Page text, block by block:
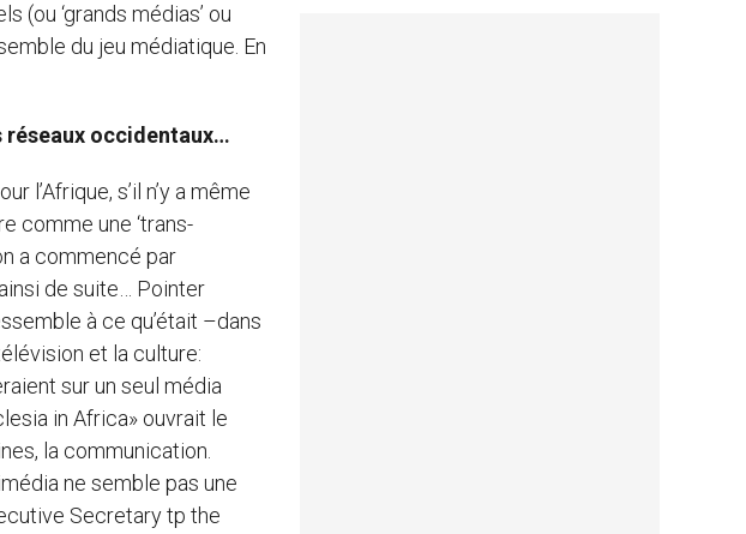
(ou ‘grands médias’ ou
du jeu médiatique. En
réseaux occidentaux…
l’Afrique, s’il n’y a même
comme une ‘trans-
a commencé par
de suite… Pointer
à ce qu’était –dans
et la culture:
sur un seul média
in Africa» ouvrait le
la communication.
ne semble pas une
Secretary tp the